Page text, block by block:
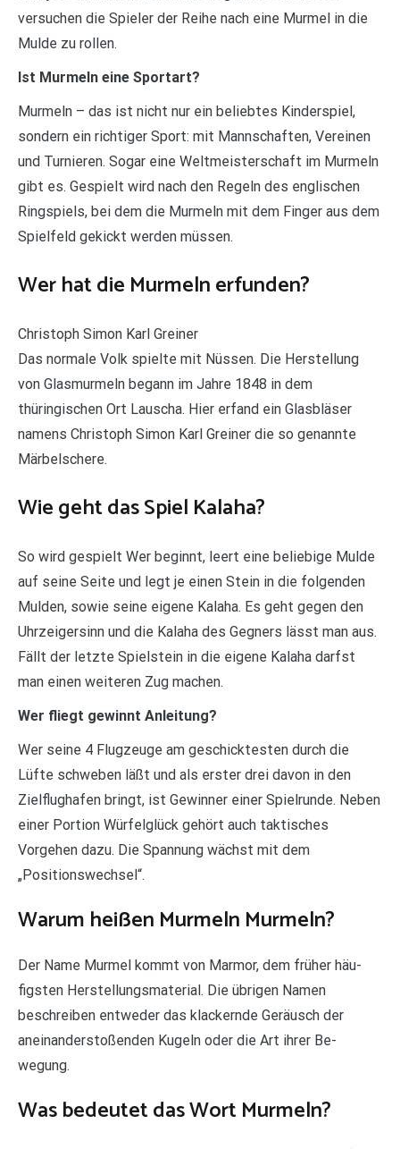
versuchen die Spieler der Reihe nach eine Murmel in die
Mulde zu rollen.
Ist Murmeln eine Sportart?
Murmeln – das ist nicht nur ein beliebtes Kinderspiel,
sondern ein richtiger Sport: mit Mannschaften, Vereinen
und Turnieren. Sogar eine Weltmeisterschaft im Murmeln
gibt es. Gespielt wird nach den Regeln des englischen
Ringspiels, bei dem die Murmeln mit dem Finger aus dem
Spielfeld gekickt werden müssen.
Wer hat die Murmeln erfunden?
Christoph Simon Karl Greiner
Das normale Volk spielte mit Nüssen. Die Herstellung
von Glasmurmeln begann im Jahre 1848 in dem
thüringischen Ort Lauscha. Hier erfand ein Glasbläser
namens Christoph Simon Karl Greiner die so genannte
Märbelschere.
Wie geht das Spiel Kalaha?
So wird gespielt Wer beginnt, leert eine beliebige Mulde
auf seine Seite und legt je einen Stein in die folgenden
Mulden, sowie seine eigene Kalaha. Es geht gegen den
Uhrzeigersinn und die Kalaha des Gegners lässt man aus.
Fällt der letzte Spielstein in die eigene Kalaha darfst
man einen weiteren Zug machen.
Wer fliegt gewinnt Anleitung?
Wer seine 4 Flugzeuge am geschicktesten durch die
Lüfte schweben läßt und als erster drei davon in den
Zielflughafen bringt, ist Gewinner einer Spielrunde. Neben
einer Portion Würfelglück gehört auch taktisches
Vorgehen dazu. Die Spannung wächst mit dem
„Positionswechsel“.
Warum heißen Murmeln Murmeln?
Der Name Murmel kommt von Marmor, dem früher häu-
figsten Herstellungsmaterial. Die übrigen Namen
beschreiben entweder das klackernde Geräusch der
aneinanderstoßenden Kugeln oder die Art ihrer Be-
wegung.
Was bedeutet das Wort Murmeln?